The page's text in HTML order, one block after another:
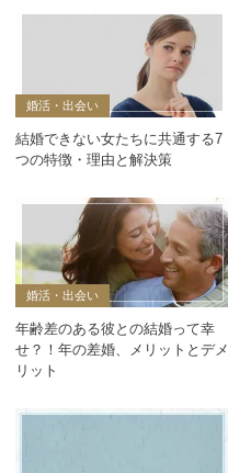
婚活・出会い
結婚できない女たちに共通する7
つの特徴・理由と解決策
婚活・出会い
年齢差のある彼との結婚って幸
せ？！年の差婚、メリットとデメ
リット